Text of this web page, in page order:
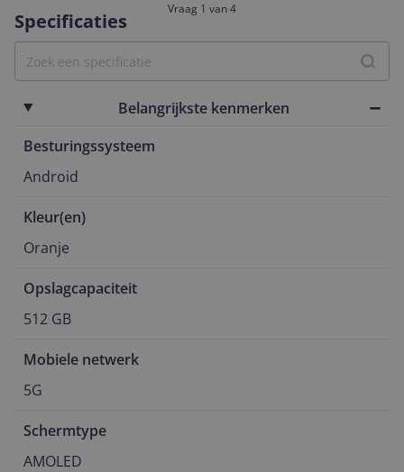
Specificaties
Belangrijkste kenmerken
Besturingssysteem
Android
Kleur(en)
Oranje
Opslagcapaciteit
512 GB
Mobiele netwerk
5G
Schermtype
AMOLED
Vraag 1 van 4